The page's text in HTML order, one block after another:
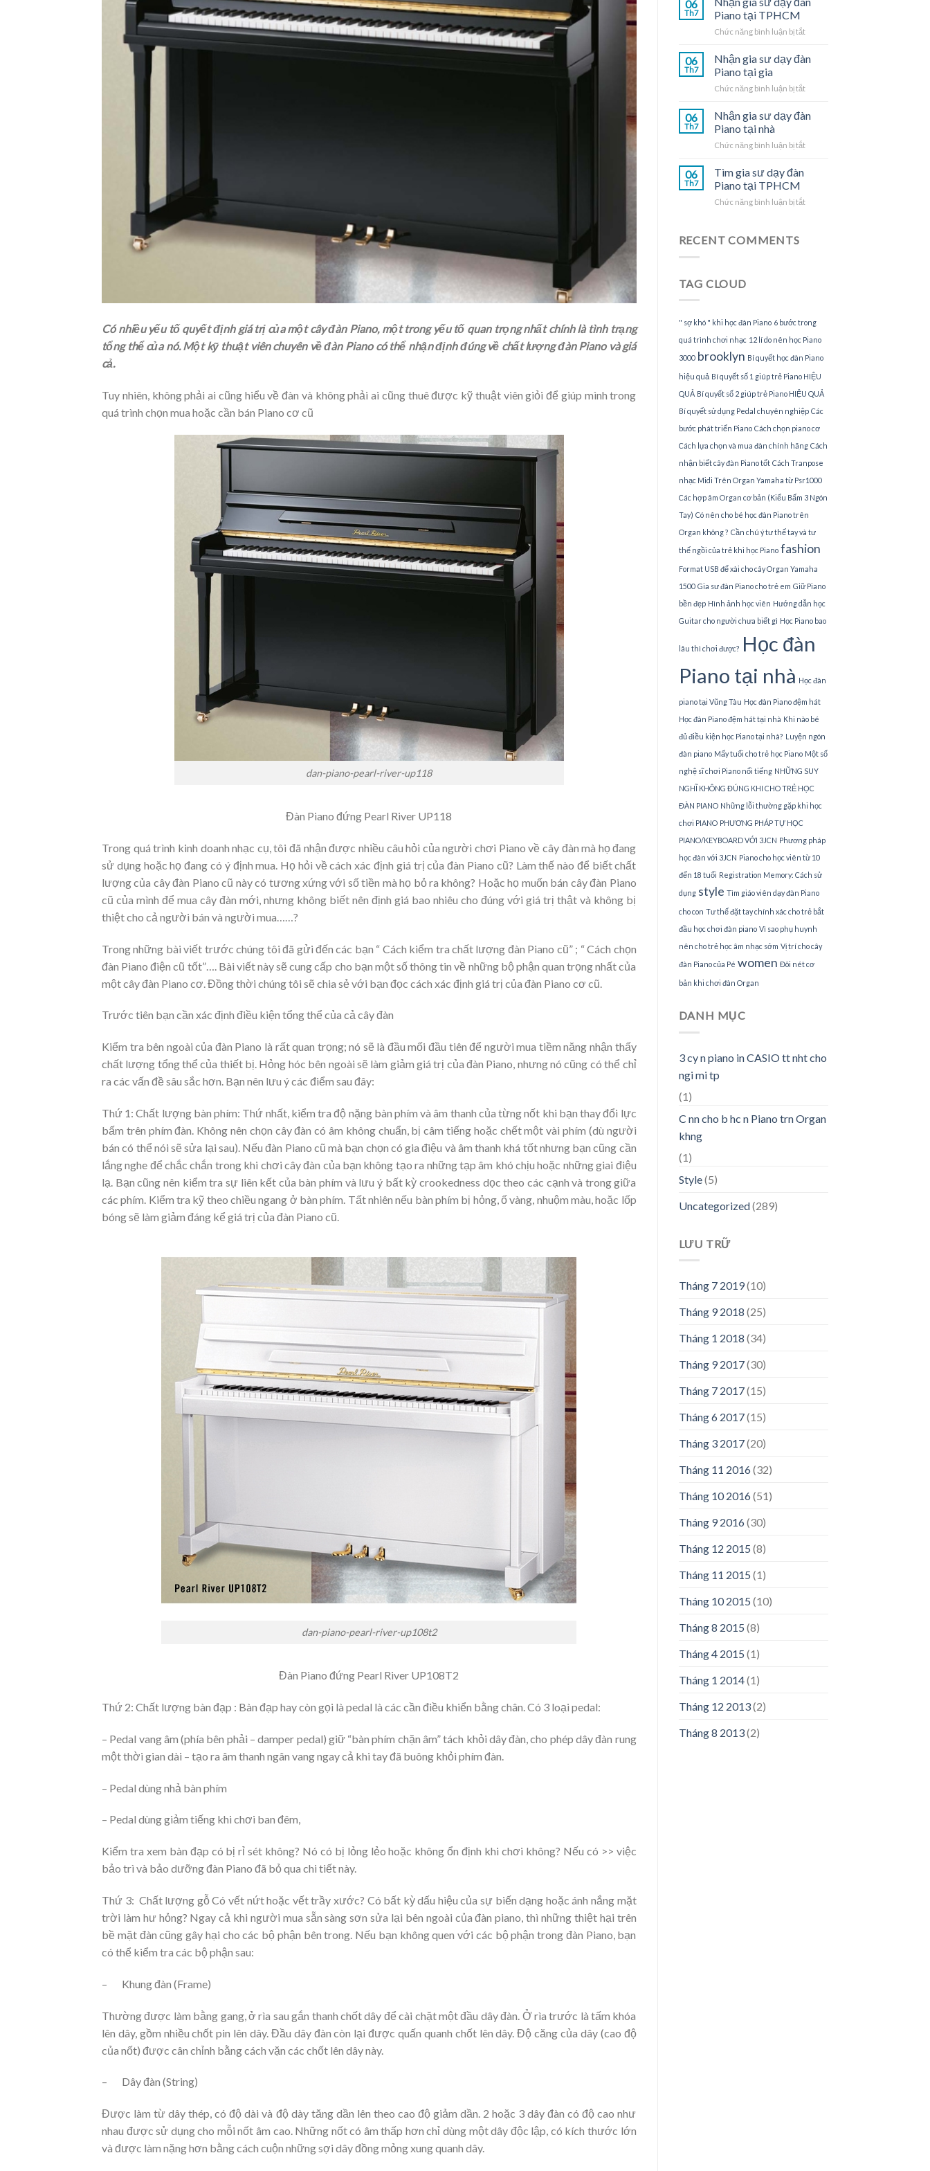
Có nhiều yếu tố quyết định giá trị của một cây đàn Piano, một trong yếu tố quan trọng nhất chính là tình trạng
tổng thể của nó. Một kỹ thuật viên chuyên về đàn Piano có thể nhận định đúng về chất lượng đàn Piano và giá
cả.
Tuy nhiên, không phải ai cũng hiểu về đàn và không phải ai cũng thuê được kỹ thuật viên giỏi để giúp mình trong
quá trình chọn mua hoặc cần bán Piano cơ cũ
dan-piano-pearl-river-up118
Đàn Piano đứng Pearl River UP118
Trong quá trình kinh doanh nhạc cụ, tôi đã nhận được nhiều câu hỏi của người chơi Piano về cây đàn mà họ đang
sử dụng hoặc họ đang có ý định mua. Họ hỏi về cách xác định giá trị của đàn Piano cũ? Làm thế nào để biết chất
lượng của cây đàn Piano cũ này có tương xứng với số tiền mà họ bỏ ra không? Hoặc họ muốn bán cây đàn Piano
cũ của mình để mua cây đàn mới, nhưng không biết nên định giá bao nhiêu cho đúng với giá trị thật và không bị
thiệt cho cả người bán và người mua……?
Trong những bài viết trước chúng tôi đã gửi đến các bạn “ Cách kiểm tra chất lượng đàn Piano cũ” ; “ Cách chọn
đàn Piano điện cũ tốt”…. Bài viết này sẽ cung cấp cho bạn một số thông tin về những bộ phận quan trọng nhất của
một cây đàn Piano cơ. Đồng thời chúng tôi sẽ chia sẻ với bạn đọc cách xác định giá trị của đàn Piano cơ cũ.
Trước tiên bạn cần xác định điều kiện tổng thể của cả cây đàn
Kiểm tra bên ngoài của đàn Piano là rất quan trọng; nó sẽ là đầu mối đầu tiên để người mua tiềm năng nhận thấy
chất lượng tổng thể của thiết bị. Hỏng hóc bên ngoài sẽ làm giảm giá trị của đàn Piano, nhưng nó cũng có thể chỉ
ra các vấn đề sâu sắc hơn. Bạn nên lưu ý các điểm sau đây:
Thứ 1: Chất lượng bàn phím: Thứ nhất, kiểm tra độ nặng bàn phím và âm thanh của từng nốt khi bạn thay đổi lực
bấm trên phím đàn. Không nên chọn cây đàn có âm không chuẩn, bị câm tiếng hoặc chết một vài phím (dù người
bán có thể nói sẽ sửa lại sau). Nếu đàn Piano cũ mà bạn chọn có gia điệu và âm thanh khá tốt nhưng bạn cũng cần
lắng nghe để chắc chắn trong khi chơi cây đàn của bạn không tạo ra những tạp âm khó chịu hoặc những giai điệu
lạ. Bạn cũng nên kiểm tra sự liên kết của bàn phím và lưu ý bất kỳ crookedness dọc theo các cạnh và trong giữa
các phím. Kiểm tra kỹ theo chiều ngang ở bàn phím. Tất nhiên nếu bàn phím bị hỏng, ố vàng, nhuộm màu, hoặc lốp
bóng sẽ làm giảm đáng kể giá trị của đàn Piano cũ.
dan-piano-pearl-river-up108t2
Đàn Piano đứng Pearl River UP108T2
Thứ 2: Chất lượng bàn đạp : Bàn đạp hay còn gọi là pedal là các cần điều khiển bằng chân. Có 3 loại pedal:
– Pedal vang âm (phía bên phải – damper pedal) giữ “bàn phím chặn âm” tách khỏi dây đàn, cho phép dây đàn rung
một thời gian dài – tạo ra âm thanh ngân vang ngay cả khi tay đã buông khỏi phím đàn.
– Pedal dùng nhả bàn phím
– Pedal dùng giảm tiếng khi chơi ban đêm,
Kiểm tra xem bàn đạp có bị rỉ sét không? Nó có bị lỏng lẻo hoặc không ổn định khi chơi không? Nếu có >> việc
bảo trì và bảo dưỡng đàn Piano đã bỏ qua chi tiết này.
Thứ 3: Chất lượng gỗ Có vết nứt hoặc vết trầy xước? Có bất kỳ dấu hiệu của sự biến dạng hoặc ánh nắng mặt
trời làm hư hỏng? Ngay cả khi người mua sẵn sàng sơn sửa lại bên ngoài của đàn piano, thì những thiệt hại trên
bề mặt đàn cũng gây hại cho các bộ phận bên trong. Nếu bạn không quen với các bộ phận trong đàn Piano, bạn
có thể kiểm tra các bộ phận sau:
– Khung đàn (Frame)
Thường được làm bằng gang, ở rìa sau gắn thanh chốt dây để cài chặt một đầu dây đàn. Ở rìa trước là tấm khóa
lên dây, gồm nhiều chốt pin lên dây. Đầu dây đàn còn lại được quấn quanh chốt lên dây. Độ căng của dây (cao độ
của nốt) được cân chỉnh bằng cách vặn các chốt lên dây này.
– Dây đàn (String)
Được làm từ dây thép, có độ dài và độ dày tăng dần lên theo cao độ giảm dần. 2 hoặc 3 dây đàn có độ cao như
nhau được sử dụng cho mỗi nốt âm cao. Những nốt có âm thấp hơn chỉ dùng một dây độc lập, có kích thước lớn
và được làm nặng hơn bằng cách cuộn những sợi dây đồng mỏng xung quanh dây.
Piano
nhà
06
Th7
Piano tại TPHCM
Chức năng bình luận bị tắtở
đàn
tại
06
Th7
Nhận gia sư dạy đàn
Piano tại gia
Chức năng bình luận bị tắtở
đàn
06
Th7
Nhận gia sư dạy đàn
Piano tại nhà
Chức năng bình luận bị tắtở
đàn
06
Th7
Tìm gia sư dạy đàn
Piano tại TPHCM
Chức năng bình luận bị tắtở
RECENT COMMENTS
TAG CLOUD
" sợ khó " khi học đàn Piano 6 bước trong
quá trình chơi nhạc 12 lí do nên học Piano
3000 brooklyn Bí quyết học đàn Piano
hiệu quả Bí quyết số 1 giúp trẻ Piano HIỆU
QUẢ Bí quyết số 2 giúp trẻ Piano HIỆU QUẢ
Bí quyết sử dụng Pedal chuyên nghiệp Các
bước phát triển Piano Cách chọn piano cơ
Cách lựa chọn và mua đàn chính hãng Cách
nhận biết cây đàn Piano tốt Cách Tranpose
nhạc Midi Trên Organ Yamaha từ Psr1000
Các hợp âm Organ cơ bản (Kiểu Bấm 3 Ngón
Tay) Có nên cho bé học đàn Piano trên
Organ không ? Cần chú ý tư thế tay và tư
thế ngồi của trẻ khi học Piano fashion
Format USB để xài cho cây Organ Yamaha
1500 Gia sư đàn Piano cho trẻ em Giữ Piano
bền đẹp Hình ảnh học viên Hướng dẫn học
Guitar cho người chưa biết gì Học Piano bao
lâu thì chơi được? Học đàn
Piano tại nhà Học đàn
piano tại Vũng Tàu Học đàn Piano đệm hát
Học đàn Piano đệm hát tại nhà Khi nào bé
đủ điều kiện học Piano tại nhà? Luyện ngón
đàn piano Mấy tuổi cho trẻ học Piano Một số
nghệ sĩ chơi Piano nổi tiếng NHỮNG SUY
NGHĨ KHÔNG ĐÚNG KHI CHO TRẺ HỌC
ĐÀN PIANO Những lỗi thường gặp khi học
chơi PIANO PHƯƠNG PHÁP TỰ HỌC
PIANO/KEYBOARD VỚI 3JCN Phương pháp
học đàn với 3JCN Piano cho học viên từ 10
đến 18 tuổi Registration Memory: Cách sử
dụng style Tìm giáo viên dạy đàn Piano
cho con Tư thế đặt tay chính xác cho trẻ bắt
đầu học chơi đàn piano Vì sao phụ huynh
nên cho trẻ học âm nhạc sớm Vị trí cho cây
đàn Piano của Pé women Đôi nét cơ
bản khi chơi đàn Organ
DANH MỤC
3 cy n piano in CASIO tt nht cho
ngi mi tp
(1)
C nn cho b hc n Piano trn Organ
khng
(1)
Style(5)
Uncategorized(289)
LƯU TRỮ
Tháng 7 2019(10)
Tháng 9 2018 (25)
Tháng 1 2018 (34)
Tháng 9 2017(30)
Tháng 7 2017(15)
Tháng 6 2017(15)
Tháng 3 2017(20)
Tháng 11 2016(32)
Tháng 10 2016(51)
Tháng 9 2016(30)
Tháng 12 2015 (8)
Tháng 11 2015 (1)
Tháng 10 2015 (10)
Tháng 8 2015 (8)
Tháng 4 2015 (1)
Tháng 1 2014(1)
Tháng 12 2013(2)
Tháng 8 2013(2)